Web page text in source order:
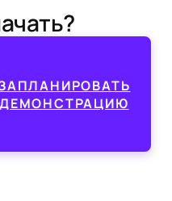
ДЕМОНСТРАЦИЮ